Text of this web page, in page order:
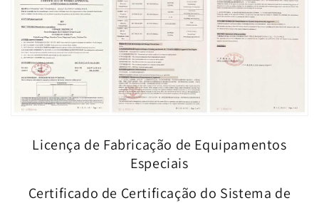
Licença de Fabricação de Equipamentos
Especiais
Certificado de Certificação do Sistema de